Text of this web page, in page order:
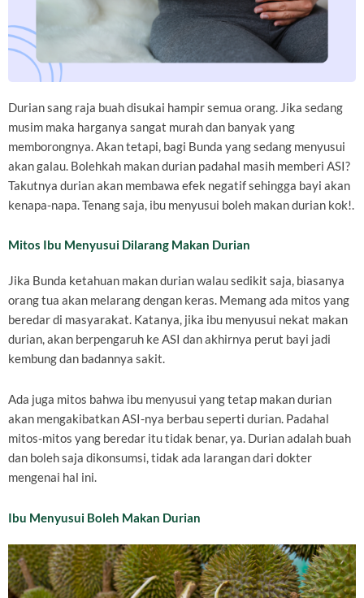
Durian sang raja buah disukai hampir semua orang. Jika sedang
musim maka harganya sangat murah dan banyak yang
memborongnya. Akan tetapi, bagi Bunda yang sedang menyusui
akan galau. Bolehkah makan durian padahal masih memberi ASI?
Takutnya durian akan membawa efek negatif sehingga bayi akan
kenapa-napa. Tenang saja, ibu menyusui boleh makan durian kok!.
Mitos Ibu Menyusui Dilarang Makan Durian
Jika Bunda ketahuan makan durian walau sedikit saja, biasanya
orang tua akan melarang dengan keras. Memang ada mitos yang
beredar di masyarakat. Katanya, jika ibu menyusui nekat makan
durian, akan berpengaruh ke ASI dan akhirnya perut bayi jadi
kembung dan badannya sakit.
Ada juga mitos bahwa ibu menyusui yang tetap makan durian
akan mengakibatkan ASI-nya berbau seperti durian. Padahal
mitos-mitos yang beredar itu tidak benar, ya. Durian adalah buah
dan boleh saja dikonsumsi, tidak ada larangan dari dokter
mengenai hal ini.
Ibu Menyusui Boleh Makan Durian